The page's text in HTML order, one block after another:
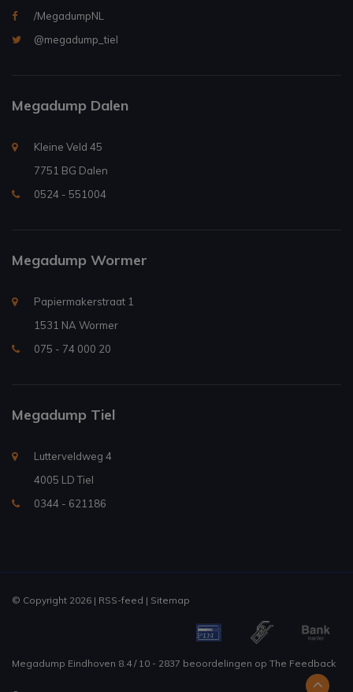
/MegadumpNL
@megadump_tiel
Megadump Dalen
Kleine Veld 45
7751 BG Dalen
0524 - 551004
Megadump Wormer
Papiermakerstraat 1
1531 NA Wormer
075 - 74 000 20
Megadump Tiel
Lutterveldweg 4
4005 LD Tiel
0344 - 621186
© Copyright 2026 | RSS-feed | Sitemap
Megadump Eindhoven 8.4/ 10 - 2837 beoordelingen op The Feedback